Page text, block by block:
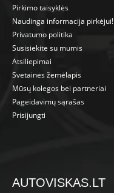
Pirkimo taisyklės
Naudinga informacija pirkėjui!
Privatumo politika
Susisiekite su mumis
Atsiliepimai
Svetainės žemėlapis
Mūsų kolegos bei partneriai
Pageidavimų sąrašas
Prisijungti
AUTOVISKAS.LT